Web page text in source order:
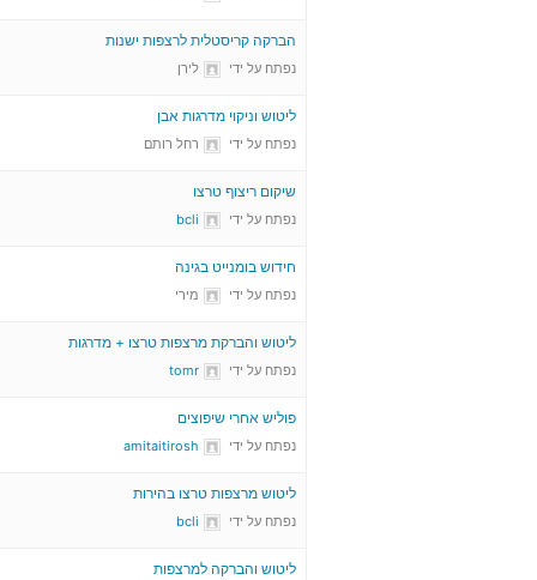
הברקה קריסטלית לרצפות ישנות
נפתח על ידי לירן
ליטוש וניקוי מדרגות אבן
נפתח על ידי רחל רותם
שיקום ריצוף טרצו
נפתח על ידי bcli
חידוש בומנייט בגינה
נפתח על ידי מירי
ליטוש והברקת מרצפות טרצו + מדרגות
נפתח על ידי tomr
פוליש אחרי שיפוצים
נפתח על ידי amitaitirosh
ליטוש מרצפות טרצו בהירות
נפתח על ידי bcli
ליטוש והברקה למרצפות